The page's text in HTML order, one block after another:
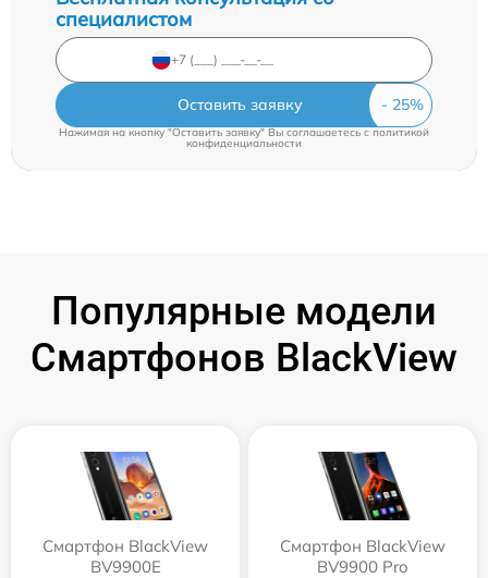
специалистом
Оставить заявку
Нажимая на кнопку "Оставить заявку" Вы соглашаетесь cполитикой
конфиденциальности
Популярные модели
Смартфонов BlackView
Смартфон BlackView
BV9900E
Смартфон BlackView
BV9900 Pro